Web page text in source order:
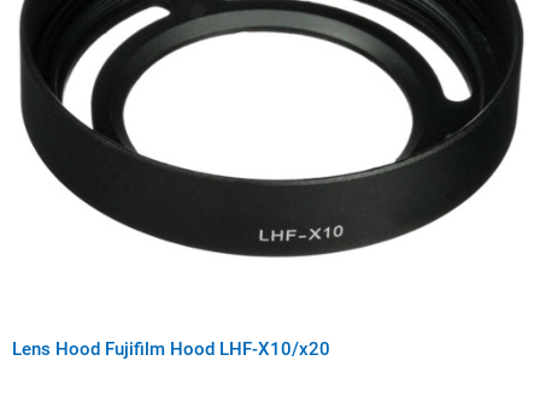
Lens Hood Fujifilm Hood LHF-X10/x20